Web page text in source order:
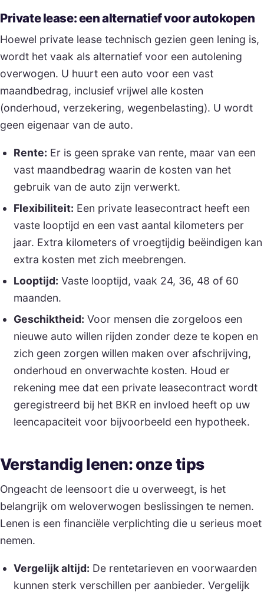
Private lease: een alternatief voor autokopen
Hoewel private lease technisch gezien geen lening is,
wordt het vaak als alternatief voor een autolening
overwogen. U huurt een auto voor een vast
maandbedrag, inclusief vrijwel alle kosten
(onderhoud, verzekering, wegenbelasting). U wordt
geen eigenaar van de auto.
Rente: Er is geen sprake van rente, maar van een
vast maandbedrag waarin de kosten van het
gebruik van de auto zijn verwerkt.
Flexibiliteit: Een private leasecontract heeft een
vaste looptijd en een vast aantal kilometers per
jaar. Extra kilometers of vroegtijdig beëindigen kan
extra kosten met zich meebrengen.
Looptijd: Vaste looptijd, vaak 24, 36, 48 of 60
maanden.
Geschiktheid: Voor mensen die zorgeloos een
nieuwe auto willen rijden zonder deze te kopen en
zich geen zorgen willen maken over afschrijving,
onderhoud en onverwachte kosten. Houd er
rekening mee dat een private leasecontract wordt
geregistreerd bij het BKR en invloed heeft op uw
leencapaciteit voor bijvoorbeeld een hypotheek.
Verstandig lenen: onze tips
Ongeacht de leensoort die u overweegt, is het
belangrijk om weloverwogen beslissingen te nemen.
Lenen is een financiële verplichting die u serieus moet
nemen.
Vergelijk altijd: De rentetarieven en voorwaarden
kunnen sterk verschillen per aanbieder. Vergelijk